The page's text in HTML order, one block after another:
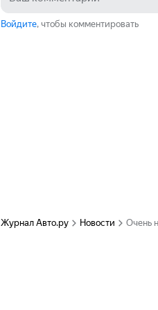
Войдите, чтобы комментировать
Журнал Авто.ру Новости Очень